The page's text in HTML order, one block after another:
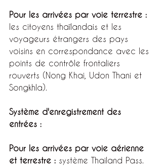
Pour les arrivées par voie terrestre :
les citoyens thaïlandais et les
voyageurs étrangers des pays
voisins en correspondance avec les
points de contrôle frontaliers
rouverts (Nong Khai, Udon Thani et
Songkhla).
Système d'enregistrement des
entrées :
Pour les arrivées par voie aérienne
et terrestre : système Thailand Pass.